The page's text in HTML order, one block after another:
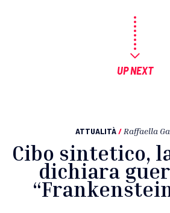
UP NEXT
ATTUALITÀ / Raffaella
Cibo sintetico,
dichiara